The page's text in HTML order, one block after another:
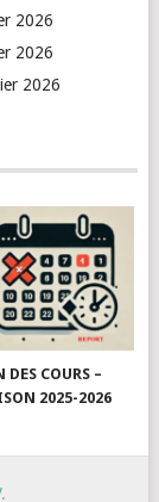
2026
2026
2026
DES COURS –
2025-2026
.